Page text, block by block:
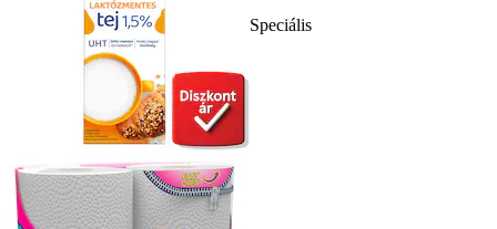
Speciális